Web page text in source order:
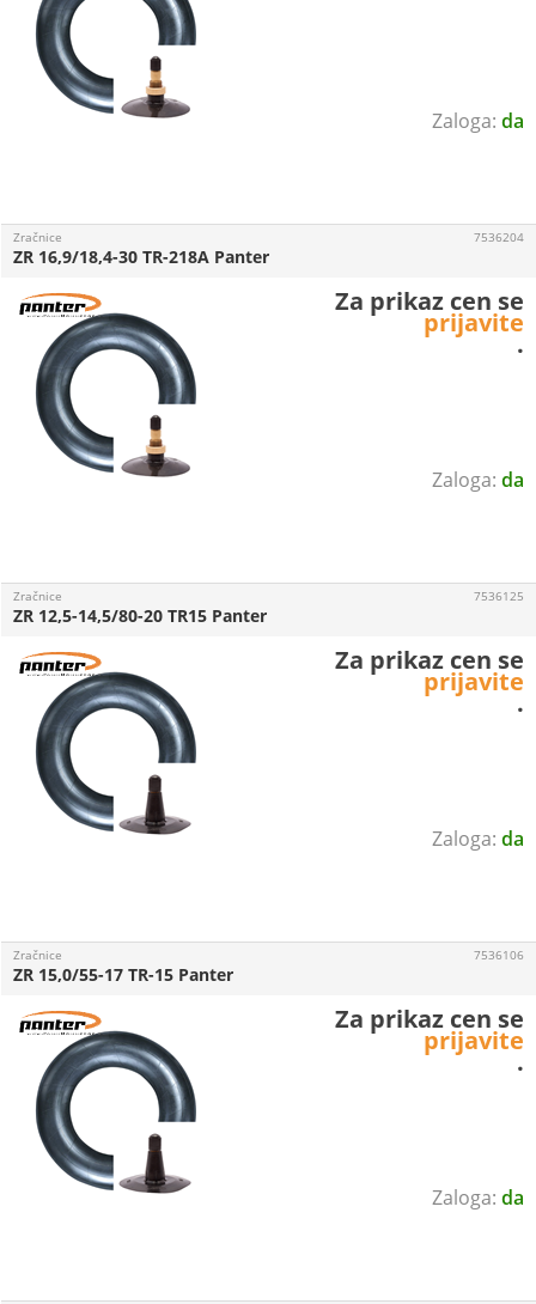
da
da
Zračnice
ZR 16,9/18,4-30 TR-218A Panter
7536204
Za prikaz cen se
prijavite
.
da
Zračnice
ZR 12,5-14,5/80-20 TR15 Panter
7536125
Za prikaz cen se
prijavite
.
da
Zračnice
ZR 15,0/55-17 TR-15 Panter
7536106
Za prikaz cen se
prijavite
.